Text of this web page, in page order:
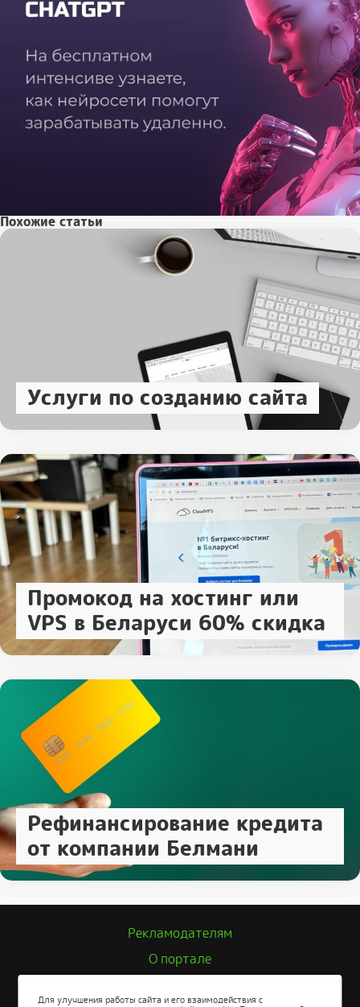
Похожие статьи
Услуги по созданию сайта
Промокод на хостинг или
VPS в Беларуси 60% скидка
Рефинансирование кредита
от компании Белмани
Рекламодателям
О портале
Для улучшения работы сайта и его взаимодействия с